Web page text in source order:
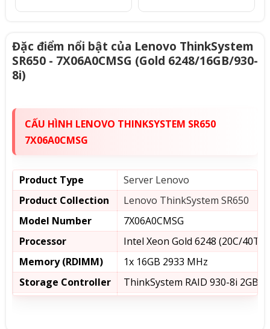
Đặc điểm nổi bật của Lenovo ThinkSystem
SR650 - 7X06A0CMSG (Gold 6248/16GB/930-
8i)
CẤU HÌNH LENOVO THINKSYSTEM SR650
7X06A0CMSG
Product Type
Server Lenovo
Product Collection
Lenovo ThinkSystem SR650
Model Number
7X06A0CMSG
Processor
Intel Xeon Gold 6248 (20C/40T,
Memory (RDIMM)
1x 16GB 2933 MHz
Storage Controller
ThinkSystem RAID 930-8i 2GB